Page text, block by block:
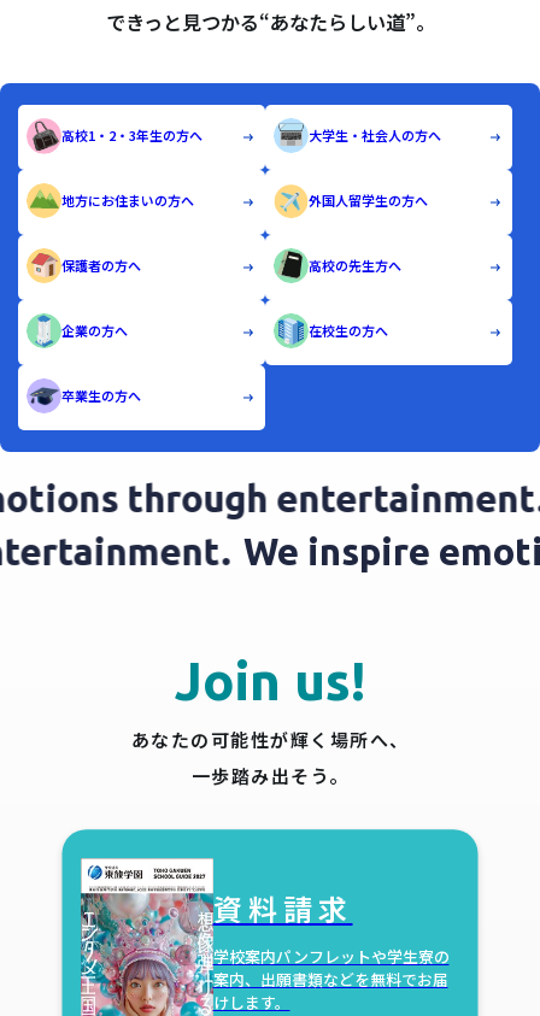
できっと見つかる“あなたらしい道”。
高校1・2・3年生の方へ 大学生・社会人の方へ
地方にお住まいの方へ 外国人留学生の方へ
保護者の方へ 高校の先生方へ
企業の方へ 在校生の方へ
卒業生の方へ
through entertainment.
We inspire
Join us!
あなたの可能性が輝く場所へ、
一歩踏み出そう。
資料請求
学校案内パンフレットや学生寮の
案内、出願書類などを無料でお届
けします。